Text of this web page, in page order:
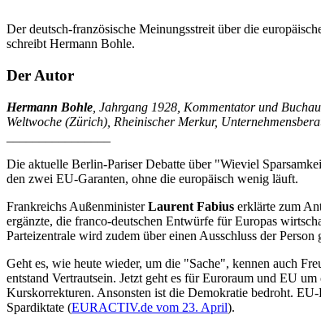
Der deutsch-französische Meinungsstreit über die
schreibt Hermann Bohle.
Der Autor
Hermann Bohle , Jahrgang 1928, Kommentator und
Weltwoche (Zürich), Rheinischer Merkur,
Die aktuelle Berlin-Pariser Debatte über "Wieviel
den zwei EU-Garanten, ohne die europäisch wenig läuft.
Frankreichs AußenministerLaurent Fabius erklärte zum
ergänzte, die franco-deutschen Entwürfe für Europas
Parteizentrale wird zudem über einen Ausschluss der
Geht es, wie heute wieder, um die "Sache", kennen auch
entstand Vertrautsein. Jetzt geht es für Euroraum und EU
Kurskorrekturen. Ansonsten ist die Demokratie bedroht.
Spardiktate (EURACTIV.de vom 23. April).